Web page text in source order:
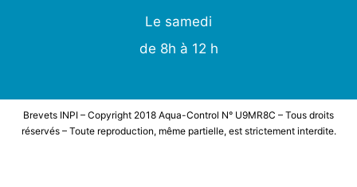
Le samedi
de 8h à 12 h
Brevets INPI – Copyright 2018 Aqua-Control N° U9MR8C – Tous droits
réservés – Toute reproduction, même partielle, est strictement interdite.